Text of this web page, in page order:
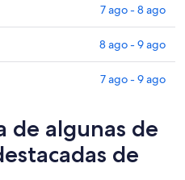
7 ago - 8 ago
8 ago - 9 ago
7 ago - 9 ago
de algunas de
de